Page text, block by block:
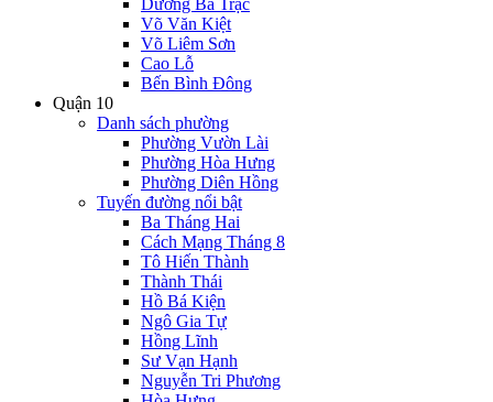
Dương Bá Trạc
Võ Văn Kiệt
Võ Liêm Sơn
Cao Lỗ
Bến Bình Đông
Quận 10
Danh sách phường
Phường Vườn Lài
Phường Hòa Hưng
Phường Diên Hồng
Tuyến đường nổi bật
Ba Tháng Hai
Cách Mạng Tháng 8
Tô Hiến Thành
Thành Thái
Hồ Bá Kiện
Ngô Gia Tự
Hồng Lĩnh
Sư Vạn Hạnh
Nguyễn Tri Phương